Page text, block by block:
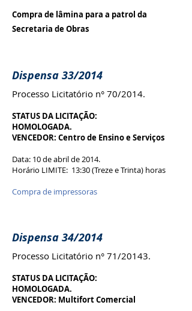
Compra de lâmina para a patrol da
Secretaria de Obras
Dispensa 33/2014
Processo Licitatório n° 70/2014.
STATUS DA LICITAÇÃO:
HOMOLOGADA.
VENCEDOR: Centro de Ensino e Serviços
Data: 10 de abril de 2014.
Horário LIMITE: 13:30 (Treze e Trinta) horas
Compra de impressoras
Dispensa 34/2014
Processo Licitatório n° 71/20143.
STATUS DA LICITAÇÃO:
HOMOLOGADA.
VENCEDOR: Multifort Comercial